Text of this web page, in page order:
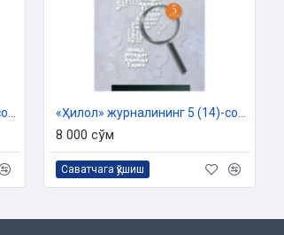
8 000 сўм
Саватчага қўшиш